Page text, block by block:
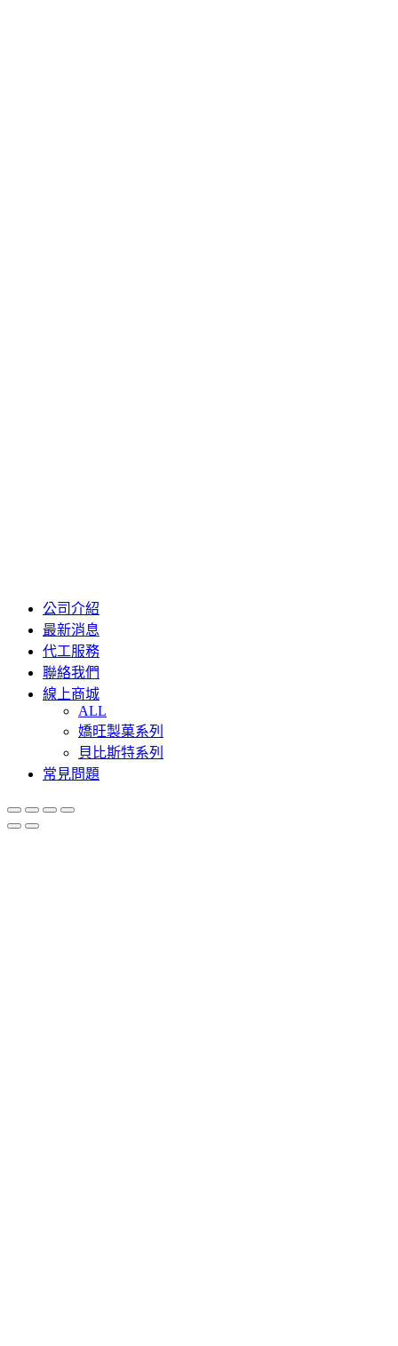
公司介紹
最新消息
代工服務
聯絡我們
線上商城
ALL
嬌旺製菓系列
貝比斯特系列
常見問題